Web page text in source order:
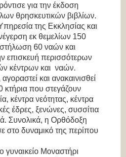
για την έκδοση
θρησκευτικών βιβλίων.
της Εκκλησίας και
εκ θεμελίων 150
60 ναών και
επισκευή περισσότερων
κέντρων και ναών.
και ανακαινισθεί
που στεγάζουν
κέντρα νεότητας, κέντρα
έδρες, ξενώνες, συσσίτια
Συνολικά, η Ορθόδοξη
στο δυναμικό της περίπου
Μοναστήρι